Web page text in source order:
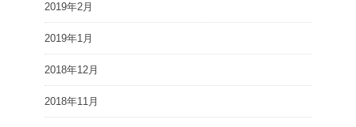
2019年2月
2019年1月
2018年12月
2018年11月